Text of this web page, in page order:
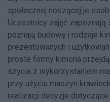
społecznej noszącej je
Uczestnicy zajęć
poznają budowę i rodzaje
prezentowanych i
proste formy kimona
szycia z wykorzystaniem
przy użyciu maszyn
realizacji decyzje